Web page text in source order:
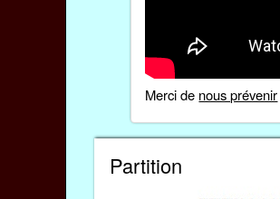
Merci de nous prévenir
Partition